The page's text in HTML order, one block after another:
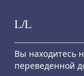
Skip to content
L/L
Вы находитесь
переведенной